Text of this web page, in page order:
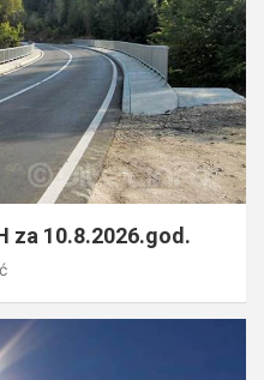
za 10.8.2026.god.